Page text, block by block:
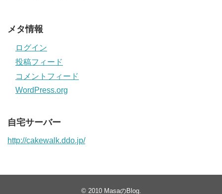
メタ情報
ログイン
投稿フィード
コメントフィード
WordPress.org
自宅サーバー
http://cakewalk.ddo.jp/
© 2010 MasaのBlog.